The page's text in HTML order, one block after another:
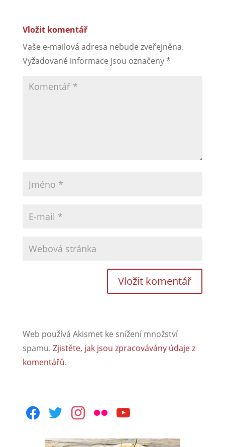
Vložit komentář
Vaše e-mailová adresa nebude zveřejněna.
Vyžadované informace jsou označeny*
Web používá Akismet ke snížení množství
spamu. Zjistěte, jak jsou zpracovávány údaje z
komentářů.
facebooktwitterinstagram
flickr youtube